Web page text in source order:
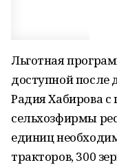
Льготная
доступной после
Радия Хабирова с
сельхозфирмы
единиц
тракторов, 300